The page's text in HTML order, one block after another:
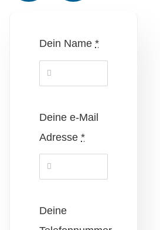
Dein Name*
Deine e-Mail
Adresse*
Deine